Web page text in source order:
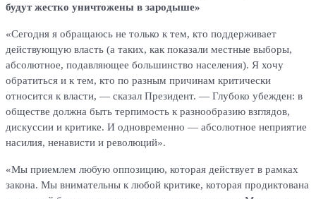
будут жестко уничтожены в зародыше»
«Сегодня я обращаюсь не только к тем, кто поддерживает
действующую власть (а таких, как показали местные выборы,
абсолютное, подавляющее большинство населения). Я хочу
обратиться и к тем, кто по разным причинам критически
относится к власти, — сказал Президент. — Глубоко убежден: в
обществе должна быть терпимость к разнообразию взглядов,
дискуссии и критике. И одновременно — абсолютное неприятие
насилия, ненависти и революций».
«Мы приемлем любую оппозицию, которая действует в рамках
закона. Мы внимательны к любой критике, которая продиктована